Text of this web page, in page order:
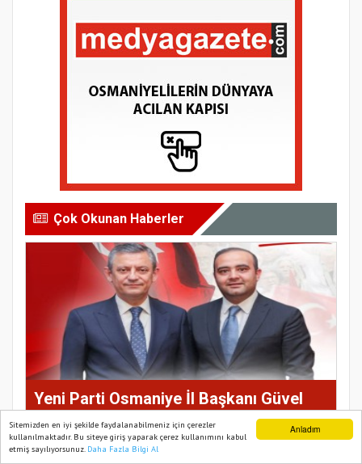
Anladım
Sitemizden en iyi şekilde faydalanabilmeniz için çerezler
kullanılmaktadır. Bu siteye giriş yaparak çerez kullanımını kabul
etmiş sayılıyorsunuz. Daha Fazla Bilgi Al
Çok Okunan Haberler
Yeni Parti Osmaniye İl Başkanı Güvel
Oldu
Ana Sayfa Web TV